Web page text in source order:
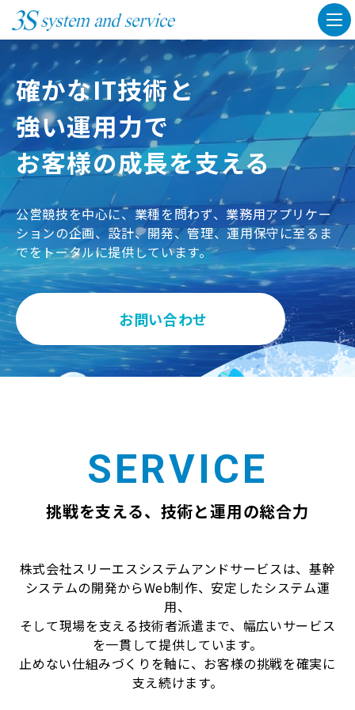
確かなIT技術と
強い運用力で
お客様の成長を支える
公営競技を中心に、業種を問わず、業務用アプリケー
ションの企画、設計、開発、管理、運用保守に至るま
でをトータルに提供しています。
お問い合わせ
SERVICE
挑戦を支える、技術と運用の総合力
株式会社スリーエスシステムアンドサービスは、基幹
システムの開発からWeb制作、安定したシステム運
用、
そして現場を支える技術者派遣まで、幅広いサービス
を一貫して提供しています。
止めない仕組みづくりを軸に、お客様の挑戦を確実に
支え続けます。